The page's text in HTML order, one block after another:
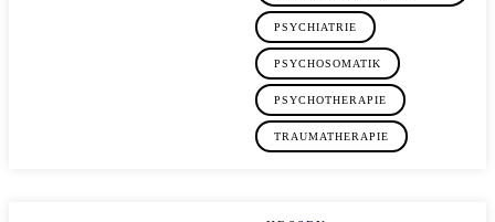
PSYCHIATRIE
PSYCHOSOMATIK
PSYCHOTHERAPIE
TRAUMATHERAPIE